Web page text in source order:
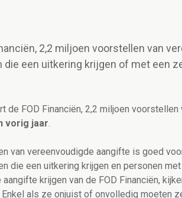
2,2 miljoen voorstellen van
een uitkering krijgen of met een
de FOD Financiën, 2,2 miljoen voorstellen
vorig jaar.
van vereenvoudigde aangifte is goed
die een uitkering krijgen en personen
krijgen van de FOD Financiën,
als ze onjuist of onvolledig moeten